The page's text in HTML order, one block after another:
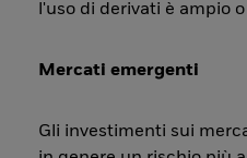
l'uso di derivati è ampio
Mercati emergenti
Gli investimenti sui